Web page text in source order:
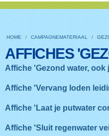
HOME / CAMPAGNEMATERIAAL /
AFFICHES
Affiche 'Gezond water, ook
Affiche 'Vervang loden
Affiche 'Laat je putwater
Affiche 'Sluit regenwater